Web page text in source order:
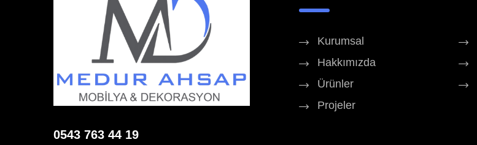
0543 763 44 19
Kurumsal
Hakkımızda
Ürünler
Projeler